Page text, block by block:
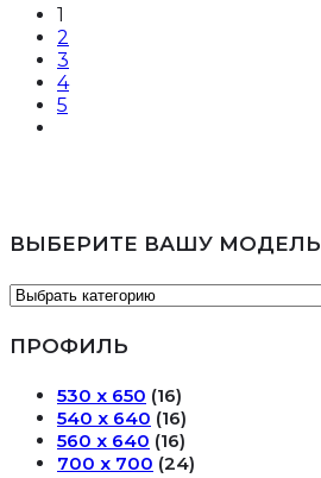
1
2
3
4
5
ВЫБЕРИТЕ ВАШУ МОДЕЛЬ
ПРОФИЛЬ
530 х 650 (16)
540 х 640 (16)
560 х 640 (16)
700 х 700 (24)